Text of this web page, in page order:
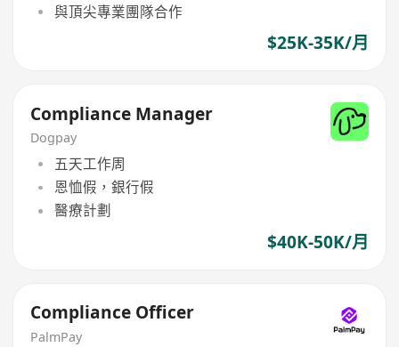
與頂尖專業團隊合作
$25K-35K/月
Compliance Manager
Dogpay
五天工作周
恩恤假，銀行假
醫療計劃
$40K-50K/月
Compliance Officer
PalmPay